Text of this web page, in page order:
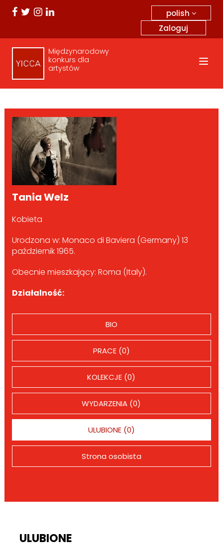
polish
Zaloguj
Międzynarodowy
konkurs dla
artystów
Tania Welz
Kobieta
Urodzona w: Monaco di Baviera (Germany) 13
październik 1965.
Obecnie mieszkający: Roma (Italy).
Działalność:
BIO
PRACE (0)
KOLEKCJE (0)
WYDARZENIA (0)
ULUBIONE (0)
Strona osobista
ULUBIONE